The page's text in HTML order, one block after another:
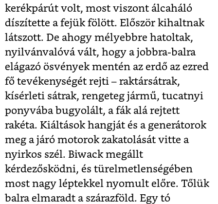
kerékpárút volt, most viszont álcaháló
díszítette a fejük fölött. Először kihaltnak
látszott. De ahogy mélyebbre hatoltak,
nyilvánvalóvá vált, hogy a jobbra-balra
elágazó ösvények mentén az erdő az ezred
fő tevékenységét rejti – raktársátrak,
kísérleti sátrak, rengeteg jármű, tucatnyi
ponyvába bugyolált, a fák alá rejtett
rakéta. Kiáltások hangját és a generátorok
meg a járó motorok zakatolását vitte a
nyirkos szél. Biwack megállt
kérdezősködni, és türelmetlenségében
most nagy léptekkel nyomult előre. Tőlük
balra elmaradt a szárazföld. Egy tó